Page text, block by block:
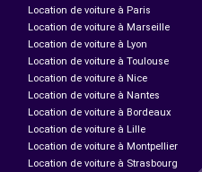
Location de voiture à Paris
Location de voiture à Marseille
Location de voiture à Lyon
Location de voiture à Toulouse
Location de voiture à Nice
Location de voiture à Nantes
Location de voiture à Bordeaux
Location de voiture à Lille
Location de voiture à Montpellier
Location de voiture à Strasbourg